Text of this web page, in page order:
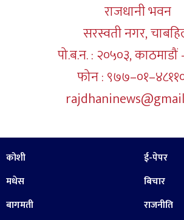
राजधानी भवन
सरस्वती नगर,
पो.ब.न. : २०५०३,
फोन :
कोशी
मधेस
बागमती
ई-पेपर
बिचार
राजनीति